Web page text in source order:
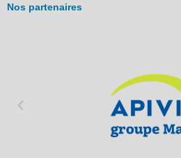
Nos partenaires